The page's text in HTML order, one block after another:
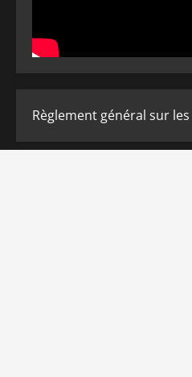
Règlement général sur